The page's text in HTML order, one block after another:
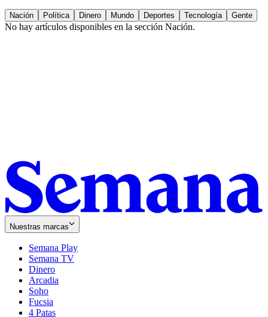
Nación Política Dinero Mundo Deportes Tecnología Gente
No hay artículos disponibles en la sección Nación.
Nuestras marcas
Semana Play
Semana TV
Dinero
Arcadia
Soho
in
new
Fucsia
in
4 Patas